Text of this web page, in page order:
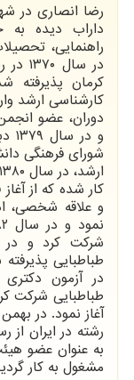
داراب دیده
راهنمایی،
در
کارشناسی ارشد
دوران، عضو
و
شورای فرهنگی
کار شده که از
و علاقه شخصی،
شرکت کرد و در
در آزمون دکتری
طباطبایی شرکت
به عنوان عضو
مشغول به کار